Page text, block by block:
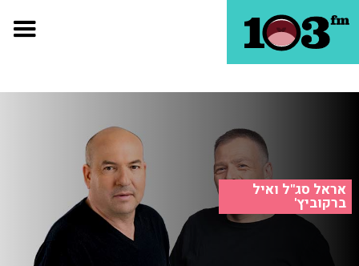
אראל סג"ל ואיל
ברקוביץ'